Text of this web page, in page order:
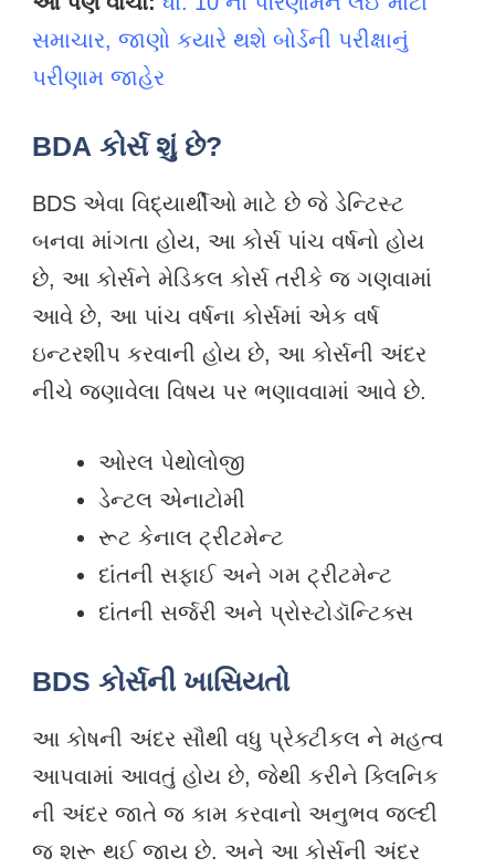
સમાચાર, જાણો કયારે થશે બોર્ડની પરીક્ષાનું
પરીણામ જાહેર
BDA કોર્સ શું છે?
BDS એવા વિદ્યાર્થીઓ માટે છે જે ડેન્ટિસ્ટ
બનવા માંગતા હોય, આ કોર્સ પાંચ વર્ષનો હોય
છે, આ કોર્સને મેડિકલ કોર્સ તરીકે જ ગણવામાં
આવે છે, આ પાંચ વર્ષના કોર્સમાં એક વર્ષ
ઇન્ટરશીપ કરવાની હોય છે, આ કોર્સની અંદર
નીચે જણાવેલા વિષય પર ભણાવવામાં આવે છે.
ઓરલ પેથોલોજી
ડેન્ટલ એનાટોમી
રૂટ કેનાલ ટ્રીટમેન્ટ
દાંતની સફાઈ અને ગમ ટ્રીટમેન્ટ
દાંતની સર્જરી અને પ્રોસ્ટોડૉન્ટિક્સ
BDS કોર્સની ખાસિયતો
આ કોષની અંદર સૌથી વધુ પ્રેક્ટીકલ ને મહત્વ
આપવામાં આવતું હોય છે, જેથી કરીને ક્લિનિક
ની અંદર જાતે જ કામ કરવાનો અનુભવ જલ્દી
જ શરૂ થઈ જાય છે. અને આ કોર્સની અંદર